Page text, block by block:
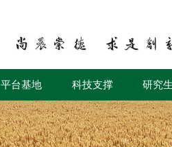
平台基地 科技支撑 研究